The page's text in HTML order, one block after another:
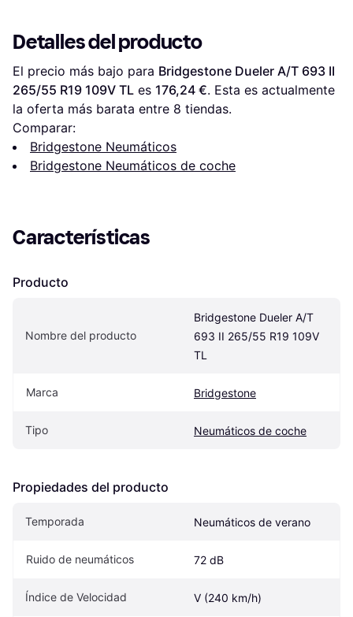
Detalles del producto
El precio más bajo para Bridgestone Dueler A/T 693 II
265/55 R19 109V TL es 176,24 €. Esta es actualmente
la oferta más barata entre 8 tiendas.
Comparar:
Bridgestone Neumáticos
Bridgestone Neumáticos de coche
Características
Producto
Nombre del producto
Bridgestone Dueler A/T
693 II 265/55 R19 109V
TL
Marca Bridgestone
Tipo Neumáticos de coche
Propiedades del producto
Temporada Neumáticos de verano
Ruido de neumáticos 72 dB
Índice de Velocidad V (240 km/h)